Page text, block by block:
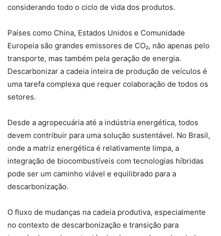
considerando todo o ciclo de vida dos produtos.
Países como China, Estados Unidos e Comunidade
Europeia são grandes emissores de CO₂, não apenas pelo
transporte, mas também pela geração de energia.
Descarbonizar a cadeia inteira de produção de veículos é
uma tarefa complexa que requer colaboração de todos os
setores.
Desde a agropecuária até a indústria energética, todos
devem contribuir para uma solução sustentável. No Brasil,
onde a matriz energética é relativamente limpa, a
integração de biocombustíveis com tecnologias híbridas
pode ser um caminho viável e equilibrado para a
descarbonização.
O fluxo de mudanças na cadeia produtiva, especialmente
no contexto de descarbonização e transição para